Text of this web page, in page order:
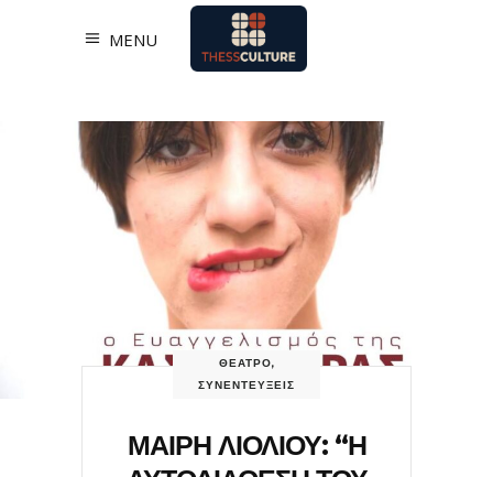
MENU
ΘΕΑΤΡΟ,
ΣΥΝΕΝΤΕΥΞΕΙΣ
ΜΑΙΡΗ ΛΙΟΛΙΟΥ: “Η